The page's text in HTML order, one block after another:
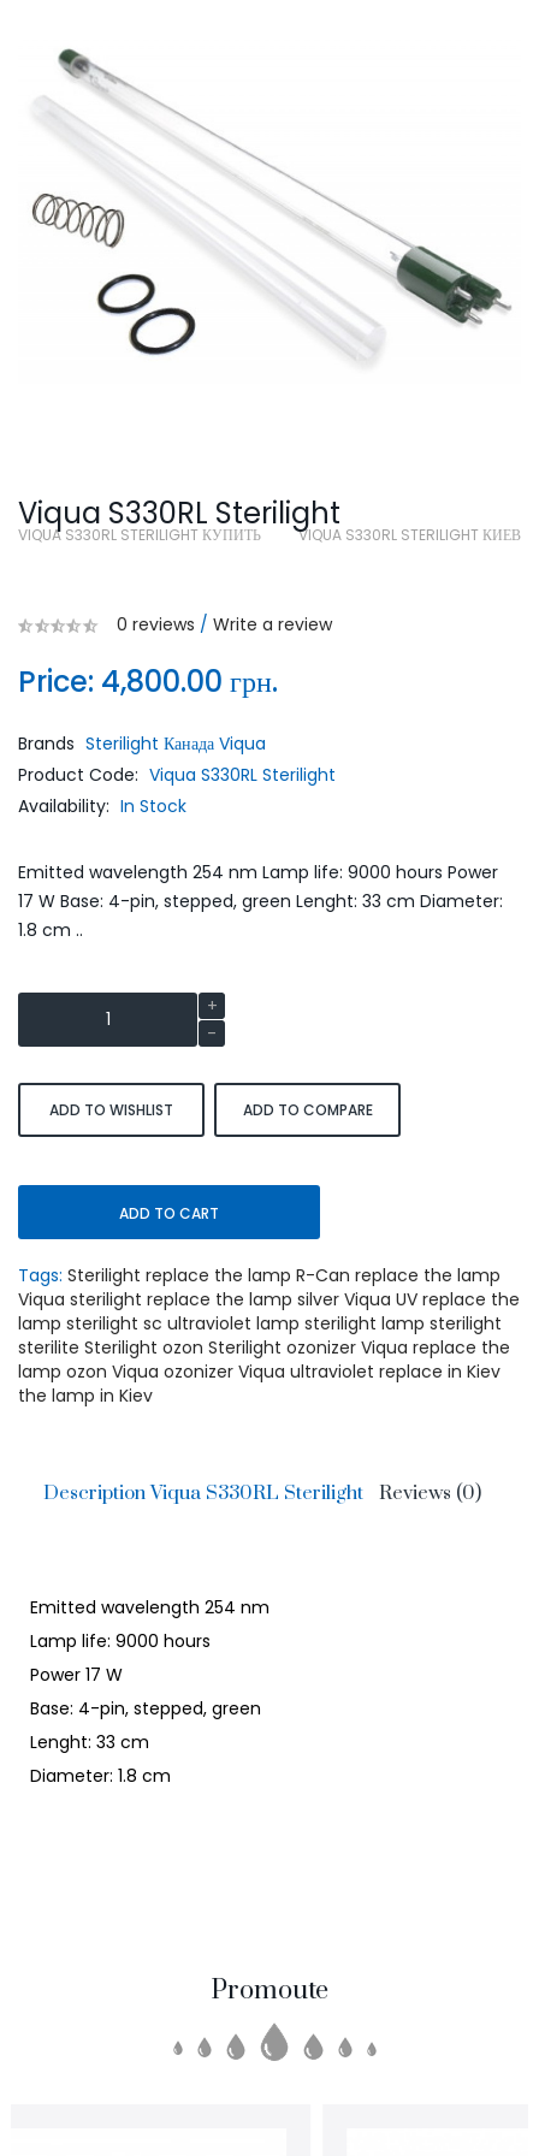
Viqua S330RL Sterilight
VIQUA S330RL STERILIGHT КУПИТЬ VIQUA S330RL STERILIGHT КИЕВ
0 reviews / Write a review
Price: 4,800.00 грн.
Brands Sterilight Канада Viqua
Product Code: Viqua S330RL Sterilight
Availability: In Stock
Emitted wavelength 254 nm Lamp life: 9000 hours Power
17 W Base: 4-pin, stepped, green Lenght: 33 cm Diameter:
1.8 cm ..
ADD TO WISHLIST ADD TO COMPARE
ADD TO CART
Tags: Sterilight replace the lamp R-Can replace the lamp
Viqua sterilight replace the lamp silver Viqua UV replace the
lamp sterilight sc ultraviolet lamp sterilight lamp sterilight
sterilite Sterilight ozon Sterilight ozonizer Viqua replace the
lamp ozon Viqua ozonizer Viqua ultraviolet replace in Kiev
the lamp in Kiev
Description Viqua S330RL Sterilight Reviews (0)
Emitted wavelength 254 nm
Lamp life: 9000 hours
Power 17 W
Base: 4-pin, stepped, green
Lenght: 33 cm
Diameter: 1.8 cm
Promoute